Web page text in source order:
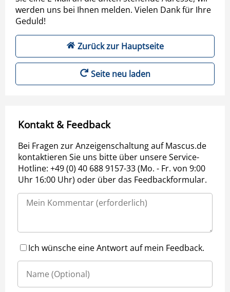
werden uns bei Ihnen melden. Vielen Dank für Ihre
Geduld!
Zurück zur Hauptseite
Seite neu laden
Kontakt & Feedback
Bei Fragen zur Anzeigenschaltung auf Mascus.de
kontaktieren Sie uns bitte über unsere Service-
Hotline: +49 (0) 40 688 9157-33 (Mo. - Fr. von 9:00
Uhr 16:00 Uhr) oder über das Feedbackformular.
Ich wünsche eine Antwort auf mein Feedback.